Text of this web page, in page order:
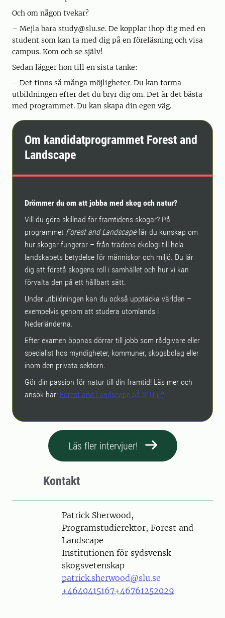
Och om någon tvekar?
– Mejla bara study@slu.se. De kopplar ihop dig med en
student som kan ta med dig på en föreläsning och visa
campus. Kom och se själv!
Sedan lägger hon till en sista tanke:
– Det finns så många möjligheter. Du kan forma
utbildningen efter det du bryr dig om. Det är det bästa
med programmet. Du kan skapa din egen väg.
Om kandidatprogrammet Forest and
Landscape
Drömmer du om att jobba med skog och natur?
Vill du göra skillnad för framtidens skogar? På
programmet Forest and Landscape får du kunskap om
hur skogar fungerar – från trädens ekologi till hela
landskapets betydelse för människor och miljö. Du lär
dig att förstå skogens roll i samhället och hur vi kan
förvalta den på ett hållbart sätt.
Under utbildningen kan du också upptäcka världen –
exempelvis genom att studera utomlands i
Nederländerna.
Efter examen öppnas dörrar till jobb som rådgivare eller
specialist hos myndigheter, kommuner, skogsbolag eller
inom den privata sektorn.
Gör din passion för natur till din framtid! Läs mer och
ansök här: Forest and Landscape på SLU
Läs fler intervjuer!
Kontakt
PersonPatrick Sherwood,
Programstudierektor, Forest and
Landscape
Institutionen för sydsvensk
skogsvetenskap
patrick.sherwood@slu.se
+4640415167+46761252029